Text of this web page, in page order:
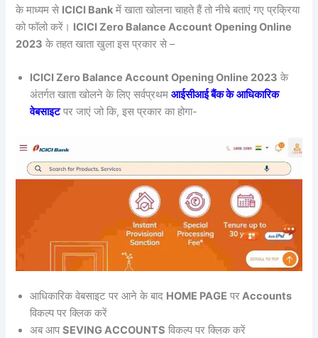
के माध्यम से ICICI Bank में खाता खोलना चाहते हैं तो नीचे बताएं गए प्रक्रिया
को फॉलो करें। ICICI Zero Balance Account Opening Online
2023 के तहत खाता खुला इस प्रकार से –
ICICI Zero Balance Account Opening Online 2023 के
अंतर्गत खाता खोलने के लिए सर्वप्रथमआईसीआई बैंक के आधिकारिक
वेबसाइटपर जाएं जो कि, इस प्रकार का होगा-
आधिकारिक वेबसाइट पर आने के बाद HOME PAGE परAccounts
विकल्प पर क्लिक करें
अब आपSEVING ACCOUNTS विकल्प पर क्लिक करें